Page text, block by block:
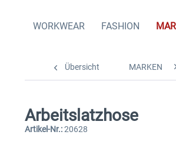
WORKWEAR FASHION
Übersicht MARKEN
Arbeitslatzhose
Artikel-Nr.:20628